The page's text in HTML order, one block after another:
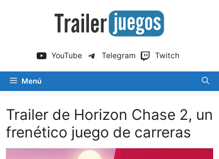
YouTube Telegram Twitch
Menú
Trailer de Horizon Chase 2, un
frenético juego de carreras